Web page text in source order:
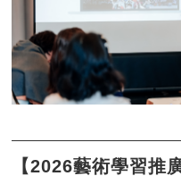
【2026藝術學習推